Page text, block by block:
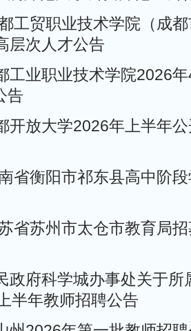
工贸职业技术学院（成
层次人才公告
工业职业技术学院2026
告
开放大学2026年上半年
省衡阳市祁东县高中阶
省苏州市太仓市教育局
政府科学城办事处关于
半年教师招聘公告